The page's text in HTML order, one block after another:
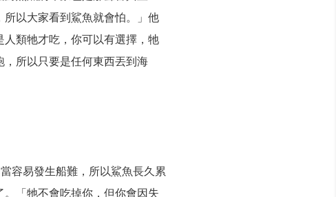
以大家看到鯊魚就會怕。」他
類牠才吃，你可以有選擇，牠
所以只要是任何東西丟到海
容易發生船難，所以鯊魚長久累
「牠不會吃掉你，但你會因失